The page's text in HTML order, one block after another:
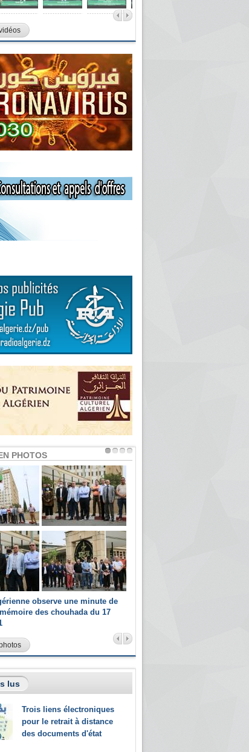
PHOTOS
observe une minute de
des chouhada du 17
lus
Trois liens électroniques
pour le retrait à distance
des documents d'état